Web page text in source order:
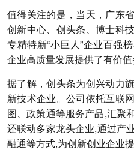
值得关注的是，当天，广东
创新中心、创头条、博士科
专精特新“小巨人”企业百强
企业高质量发展提供了有价值
据了解，创头条为创兴动力
新技术企业。公司依托互联
图、政策通等服务产品,汇聚
还联动多家龙头企业,通过产
融通等方式,为创新创业企业提